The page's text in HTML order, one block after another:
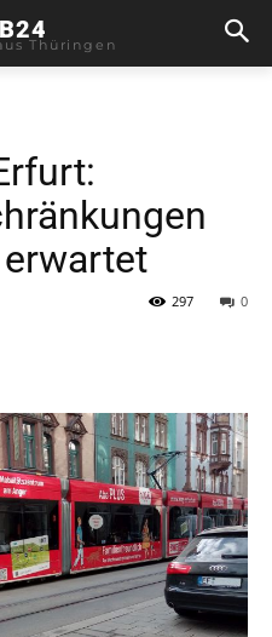
Thüringen
erwartet
0
297